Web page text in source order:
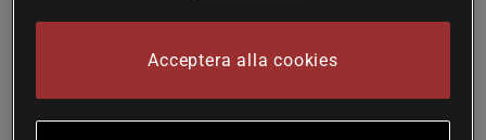
Fri retur 14 dagars ångerrätt
Acceptera alla cookies